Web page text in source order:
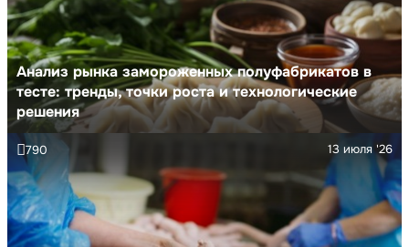
Анализ рынка замороженных полуфабрикатов в
тесте: тренды, точки роста и технологические
решения
13 июля '26
790